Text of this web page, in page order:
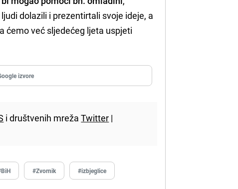
dolazili i prezentirtali svoje ideje, a
ćemo već sljedećeg ljeta uspjeti
izvore
i društvenih mrežaTwitter |
#Zvornik #izbjeglice